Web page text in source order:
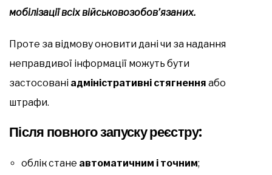
мобілізації всіх військовозобов’язаних.
Проте за відмову оновити дані чи за надання
неправдивої інформації можуть бути
застосовані адміністративні стягнення або
штрафи.
Після повного запуску реєстру:
облік стане автоматичним і точним;